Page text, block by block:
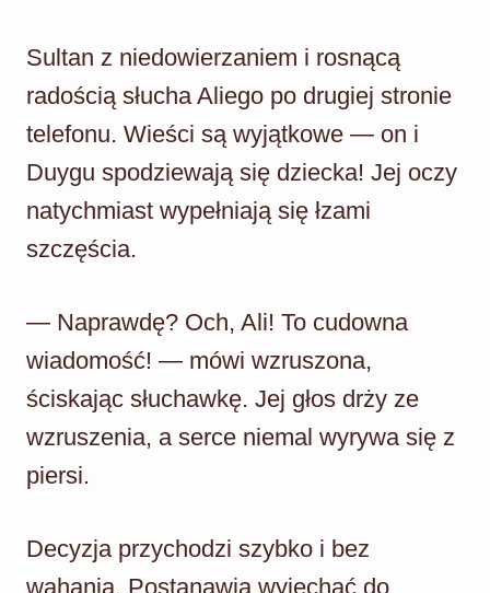
Sultan z niedowierzaniem i rosnącą
radością słucha Aliego po drugiej stronie
telefonu. Wieści są wyjątkowe — on i
Duygu spodziewają się dziecka! Jej oczy
natychmiast wypełniają się łzami
szczęścia.
— Naprawdę? Och, Ali! To cudowna
wiadomość! — mówi wzruszona,
ściskając słuchawkę. Jej głos drży ze
wzruszenia, a serce niemal wyrywa się z
piersi.
Decyzja przychodzi szybko i bez
wahania. Postanawia wyjechać do